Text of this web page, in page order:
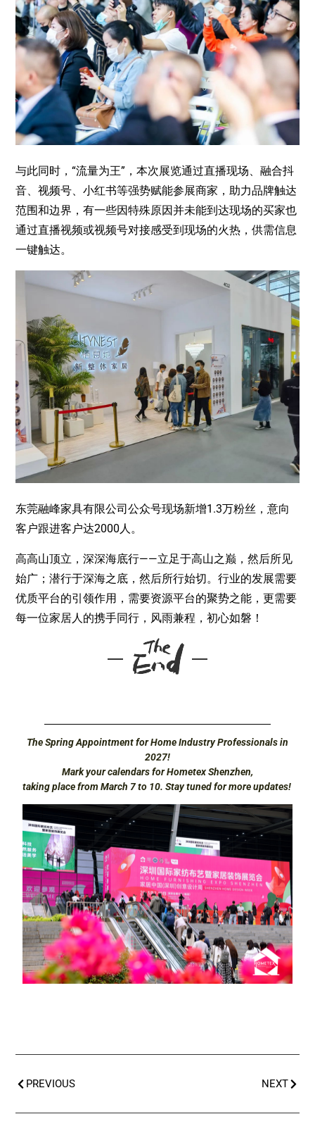
与此同时，“流量为王”，本次展览通过直播现场、融合抖
音、视频号、小红书等强势赋能参展商家，助力品牌触达
范围和边界，有一些因特殊原因并未能到达现场的买家也
通过直播视频或视频号对接感受到现场的火热，供需信息
一键触达。
东莞融峰家具有限公司公众号现场新增1.3万粉丝，意向
客户跟进客户达2000人。
高高山顶立，深深海底行——立足于高山之巅，然后所见
始广；潜行于深海之底，然后所行始切。行业的发展需要
优质平台的引领作用，需要资源平台的聚势之能，更需要
每一位家居人的携手同行，风雨兼程，初心如磐！
The Spring Appointment for Home Industry Professionals in
2027!
Mark your calendars for Hometex Shenzhen,
taking place from March 7 to 10. Stay tuned for more updates!
PREVIOUS NEXT